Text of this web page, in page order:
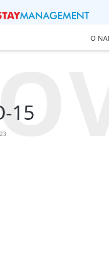
O
15